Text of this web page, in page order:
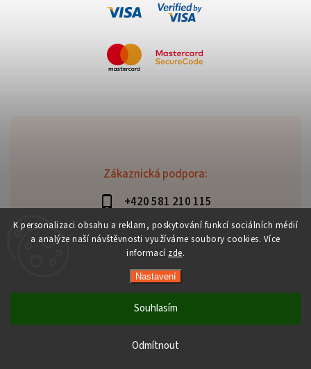
K personalizaci obsahu a reklam, poskytování funkcí sociálních médií
a analýze naší návštěvnosti využíváme soubory cookies. Více
informací zde.
Nastavení
Odmítnout
Souhlasím
Zákaznická podpora:
+420 581 210 115
info@davaztechnik.cz
Copyright 2026Daniš Davaztechnik. Všechna práva